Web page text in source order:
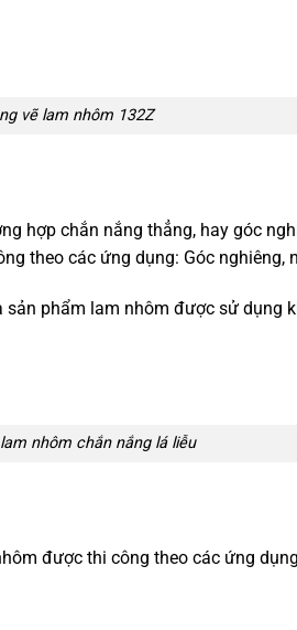
vẽ lam nhôm 132Z
hợp chắn nắng thẳng, hay góc
theo các ứng dụng: Góc nghiêng,
phẩm lam nhôm được sử dụng
nhôm chắn nắng lá liễu
được thi công theo các ứng